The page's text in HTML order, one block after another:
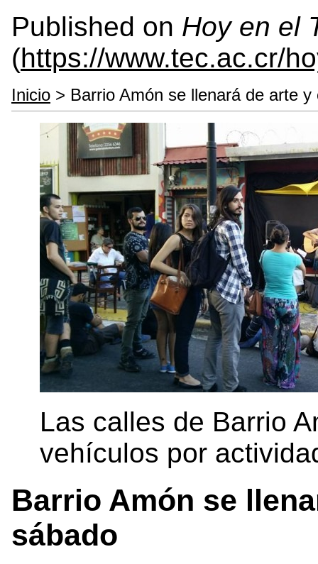
Published on Hoy en el
(https://www.tec.ac.cr/
Inicio > Barrio Amón se llenará de arte
Las calles de Barrio
vehículos por
Barrio Amón se
sábado